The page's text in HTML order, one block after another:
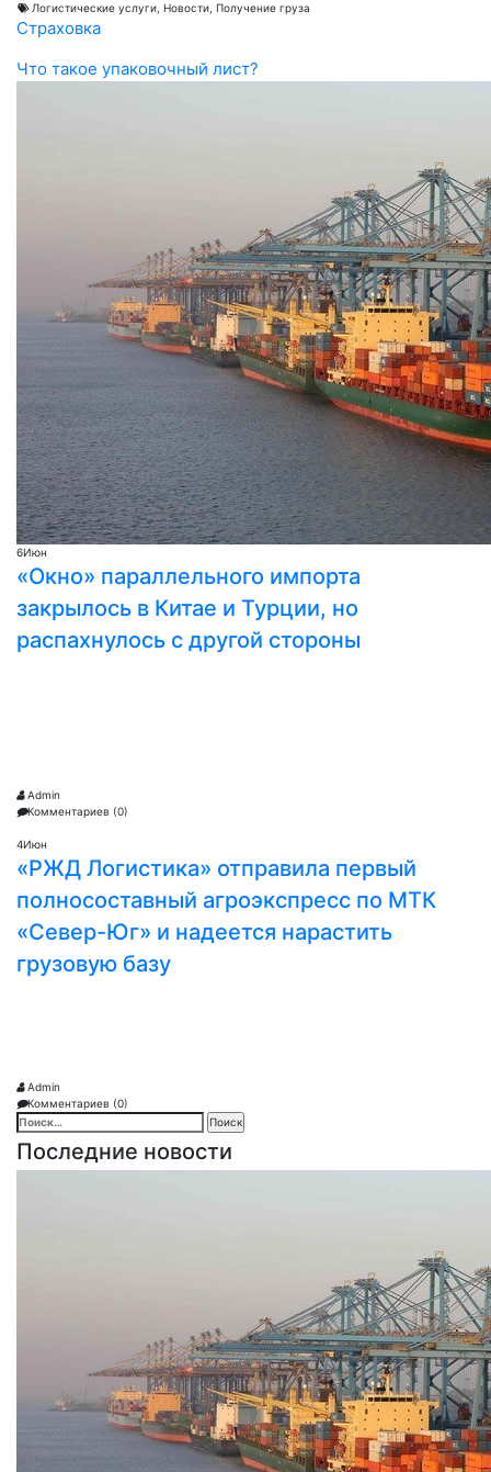
Логистические услуги Новости Получение груза
Post
Страховка
Что такое упаковочный лист?
6Июн
«Окно» параллельного импорта
закрылось в Китае и Турции, но
распахнулось с другой стороны
Admin
Комментариев (0)
4Июн
«РЖД Логистика» отправила первый
полносоставный агроэкспресс по МТК
«Север-Юг» и надеется нарастить
грузовую базу
Admin
Комментариев (0)
Найти:
Последние новости